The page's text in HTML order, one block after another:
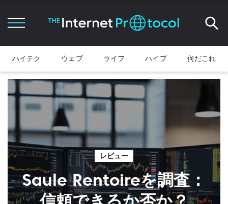
ハイテク ウェブ ライフ ハイプ 何だこれ
レビュー
Saule Rentoireを調査：